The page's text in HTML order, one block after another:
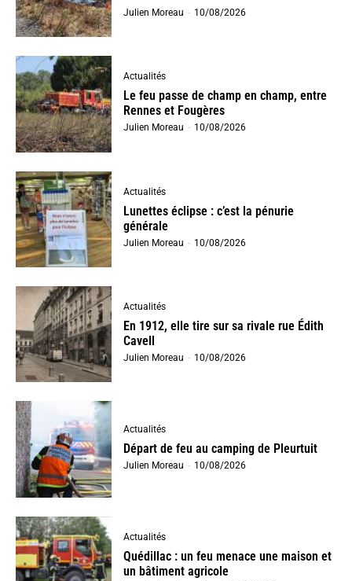
Julien Moreau - 10/08/2026
Actualités
Le feu passe de champ en champ, entre
Rennes et Fougères
Julien Moreau - 10/08/2026
Actualités
Lunettes éclipse : c’est la pénurie
générale
Julien Moreau - 10/08/2026
Actualités
En 1912, elle tire sur sa rivale rue Édith
Cavell
Julien Moreau - 10/08/2026
Actualités
Départ de feu au camping de Pleurtuit
Julien Moreau - 10/08/2026
Actualités
Quédillac : un feu menace une maison et
un bâtiment agricole